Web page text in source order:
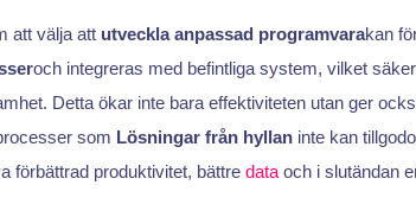
att välja att utveckla anpassad programvarakan
och integreras med befintliga system, vilket
Detta ökar inte bara effektiviteten utan ger
som Lösningar från hyllaninte kan
förbättrad produktivitet, bättre dataoch i slutändan